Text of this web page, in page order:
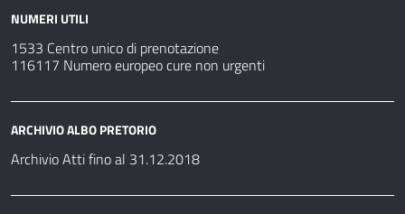
NUMERI UTILI
1533 Centro unico di prenotazione
116117 Numero europeo cure non urgenti
ARCHIVIO ALBO PRETORIO
Archivio Atti fino al 31.12.2018